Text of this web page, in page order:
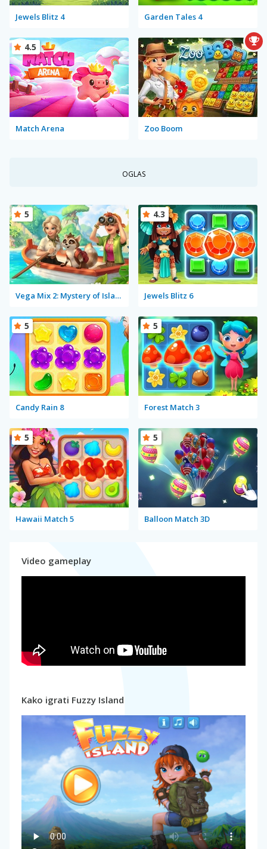
Jewels Blitz 4 Garden Tales 4
Match Arena
4.5
Zoo Boom
OGLAS
Vega Mix 2: Mystery of Island
5
Jewels Blitz 6
4.3
Candy Rain 8
5
Forest Match 3
5
Hawaii Match 5
5
Balloon Match 3D
5
Video gameplay
Kako igrati Fuzzy Island